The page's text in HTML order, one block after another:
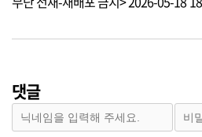
댓글